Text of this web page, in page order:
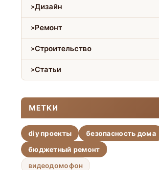
Дизайн
Ремонт
Строительство
Статьи
МЕТКИ
diy проекты
безопасность дома
бюджетный ремонт
видеодомофон